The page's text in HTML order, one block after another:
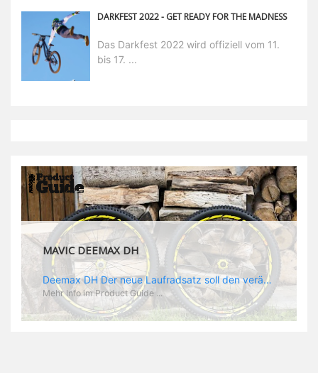
DARKFEST 2022 - GET READY FOR THE MADNESS
Das Darkfest 2022 wird offiziell vom 11.
bis 17. ...
MAVIC DEEMAX DH
Deemax DH Der neue Laufradsatz soll den veränderten Ansprüchen im Downhill Einsatz gerecht werden: die Geschwindigkeiten werden immer höher, die Kräfte, die aufs Material wirken ebenfalls. Damit steigen natürlich auch die Ansprüche der Fahrer ans Material. Das einzige, was eventuell niedriger wird, ist der Reifendruck. Somit ergibt sich der Anforderungskatalog an das Deemax-Update. Hier ist das Ergebnis: - der Laufradsatz bekam eine neue Felge mit 28 mm Innenbreite. Laut Scott Sharples ist das der beste Kompromiss aus Stabilität, Gewicht und Steifigkeit, vor allem aber passt diese Breite am besten zu den Reifen, die aktuell auf dem Markt sind und im Renneinsatz gefahren werden. Es gehe auch breite und schmaler, 28 mm hätten sich aber im Test als Optimum herausgestellt. - mit einem 4D-Fertigungsprozess wurde die Materialverteilung optimiert: Stabilität dort, wo sie erforderlich ist, Gewichtsersparnis da, wo es Sinn macht. Somit gibt Mavic eine GGewichtsersparnis von 15 % an, ohne an Stabilität einzubüßen - neue, ultraleichte „double butted“ Speichen und ein super effizienter Freilauf - Mavics bewährtes UST System für perfekte Kompatibilität mit Tubeless Reifen - Gewicht (Laufradset): 1944 g)
Mehr Info im Product Guide ...